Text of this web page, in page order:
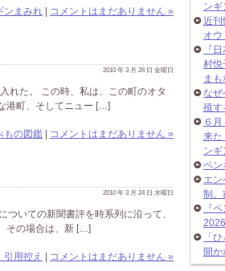
ンまみれ コメントはまだありません »
2010 年 3 月 26 日 金曜日
れた。 この時、私は、この町のオタ
港町、そしてニュー […]
もの図鑑 コメントはまだありません »
2010 年 3 月 24 日 水曜日
いての新聞書評を時系列に沿って、
その場合は、新 […]
引用控え コメントはまだありません »
ンギ
近
オウ
『
村悦
ま
な
殖す
６
来た
ンギ
ペン
エ
制、
『
「
開か